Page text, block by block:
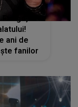
ani de
fanilor